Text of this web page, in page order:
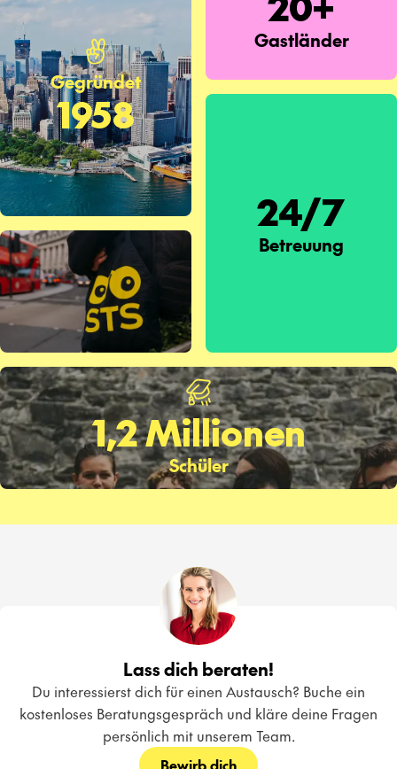
Gegründet
1958
Gastländer
24/7
Betreuung
1,2 Millionen
Schüler
Lass dich beraten!
Du interessierst dich für einen Austausch? Buche ein
kostenloses Beratungsgespräch und kläre deine Fragen
persönlich mit unserem Team.
Bewirb dich